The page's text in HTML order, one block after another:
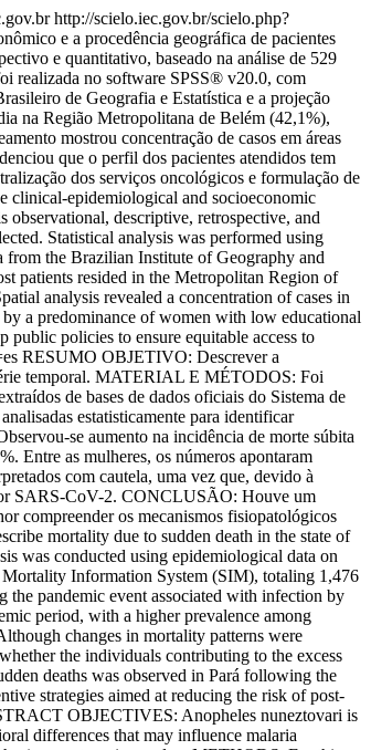
http://scielo.iec.gov.br/scielo.php?
e a procedência geográfica de pacientes
e quantitativo, baseado na análise de 529
realizada no software SPSS® v20.0, com
de Geografia e Estatística e a projeção
na Região Metropolitana de Belém (42,1%),
mostrou concentração de casos em áreas
que o perfil dos pacientes atendidos tem
dos serviços oncológicos e formulação de
clinical-epidemiological and socioeconomic
descriptive, retrospective, and
Statistical analysis was performed using
from the Brazilian Institute of Geography and
patients resided in the Metropolitan Region of
analysis revealed a concentration of cases in
a predominance of women with low educational
policies to ensure equitable access to
RESUMO OBJETIVO: Descrever a
temporal. MATERIAL E MÉTODOS: Foi
de bases de dados oficiais do Sistema de
estatisticamente para identificar
se aumento na incidência de morte súbita
Entre as mulheres, os números apontaram
com cautela, uma vez que, devido à
SARS-CoV-2. CONCLUSÃO: Houve um
compreender os mecanismos fisiopatológicos
mortality due to sudden death in the state of
was conducted using epidemiological data on
Mortality Information System (SIM), totaling 1,476
pandemic event associated with infection by
period, with a higher prevalence among
changes in mortality patterns were
the individuals contributing to the excess
deaths was observed in Pará following the
strategies aimed at reducing the risk of post-
OBJECTIVES: Anopheles nuneztovari is
differences that may influence malaria